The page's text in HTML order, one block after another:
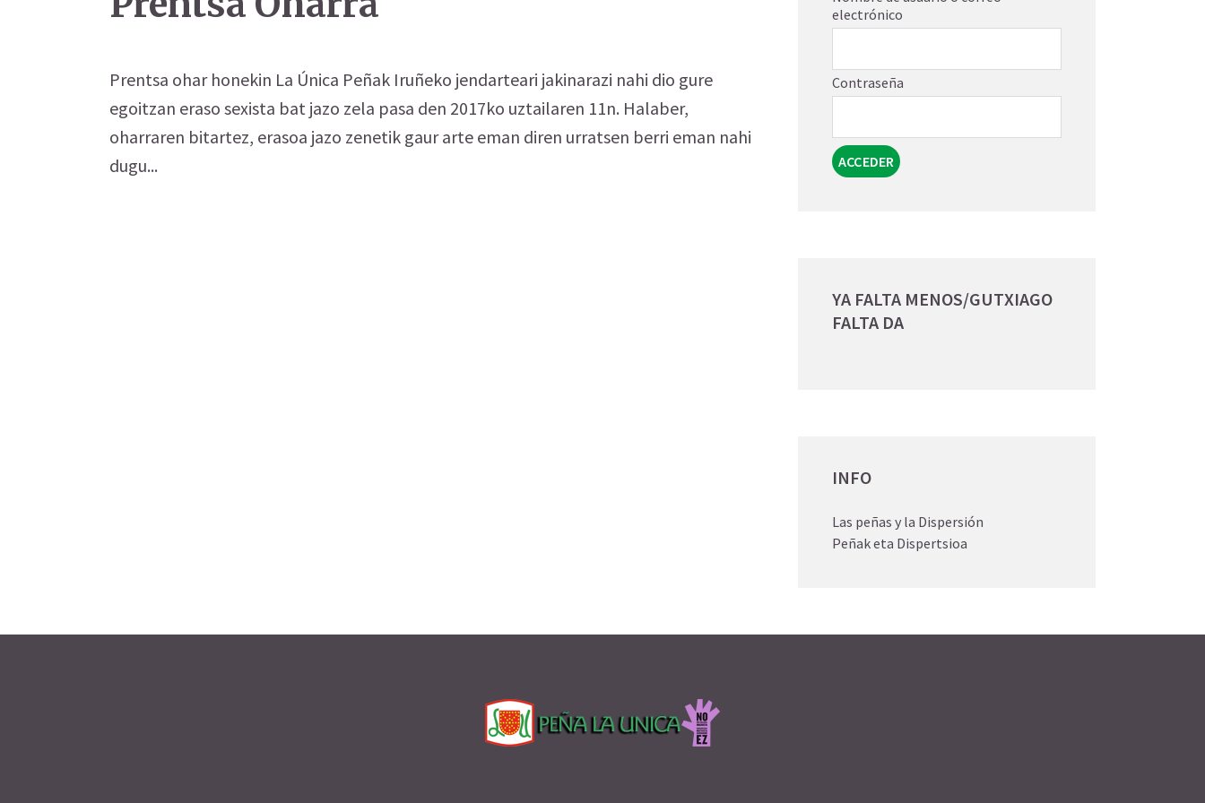
Prentsa ohar honekin La Única Peñak Iruñeko jendarteari jakinarazi nahi dio gure
egoitzan eraso sexista bat jazo zela pasa den 2017ko uztailaren 11n. Halaber,
oharraren bitartez, erasoa jazo zenetik gaur arte eman diren urratsen berri eman nahi
dugu...
electrónico
Contraseña
YA FALTA MENOS/GUTXIAGO
FALTA DA
INFO
Las peñas y la Dispersión
Peñak eta Dispertsioa